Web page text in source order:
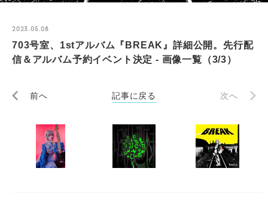
2023.05.08
703号室、1stアルバム『BREAK』詳細公開。先行配
信＆アルバム予約イベント決定 - 画像一覧（3/3）
前へ 記事に戻る 次へ